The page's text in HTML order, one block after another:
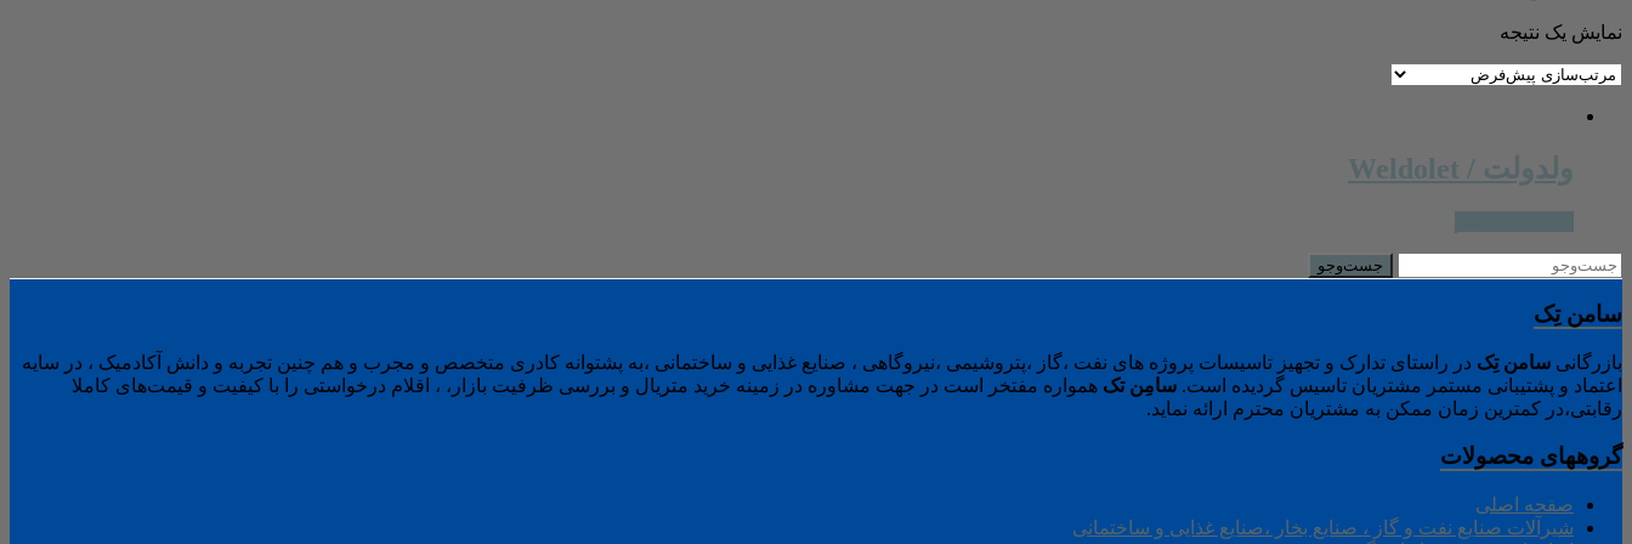
نمایش یک نتیجه
ولدولت / Weldolet
سامن تِک
بازرگانی سامن تِک در راستای تدارک و تجهیز تاسیسات پروژه های نفت ،گاز ،پتروشیمی ،نیروگاهی ، صنایع غذایی و ساختمانی ،به پشتوانه کادری متخصص و مجرب و هم چنین تجربه و دانش آکادمیک ، در سایه
اعتماد و پشتیبانی مستمر مشتریان تاسیس گردیده است. سامِن تک همواره مفتخر است در جهت مشاوره در زمینه خرید متریال و بررسی ظرفیت بازار، ، اقلام درخواستی را با کیفیت و قیمت‌های کاملا
رقابتی،در کمترین زمان ممکن به مشتریان محترم ارائه نماید.
گروههای محصولات
صفحه اصلی
شیرآلات صنایع نفت و گاز ، صنایع بخار ،صنایع غذایی و ساختمانی